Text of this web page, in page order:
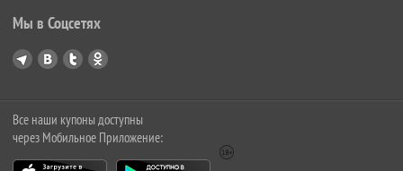
Мы в Соцсетях
Все наши купоны доступны
через Мобильное Приложение: